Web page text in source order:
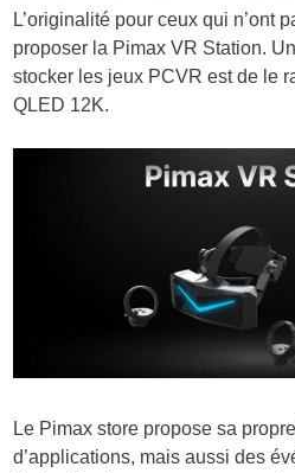
L’originalité pour ceux qui n’ont
proposer la Pimax VR Station.
stocker les jeux PCVR est de le
QLED 12K.
Le Pimax store propose sa
d’applications, mais aussi des